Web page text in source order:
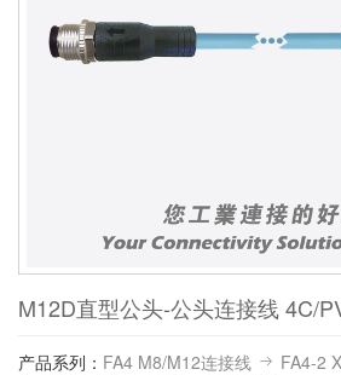
M12D直型公头-公头连接线 4C/
产品系列： FA4 M8/M12连接线
FA4-2